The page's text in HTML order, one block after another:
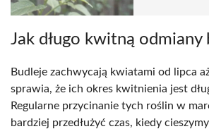
Jak długo kwitną odmiany
Budleje zachwycają kwiatami od lipca
sprawia, że ich okres kwitnienia jest
Regularne przycinanie tych roślin w
bardziej przedłużyć czas, kiedy